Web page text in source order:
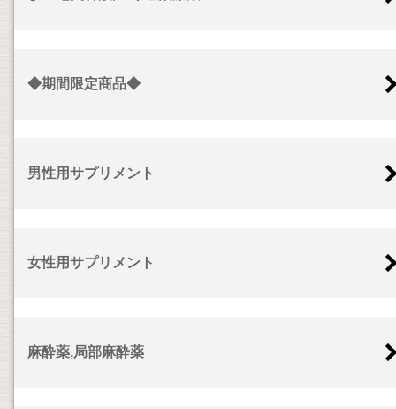
◆期間限定商品◆
男性用サプリメント
女性用サプリメント
麻酔薬,局部麻酔薬